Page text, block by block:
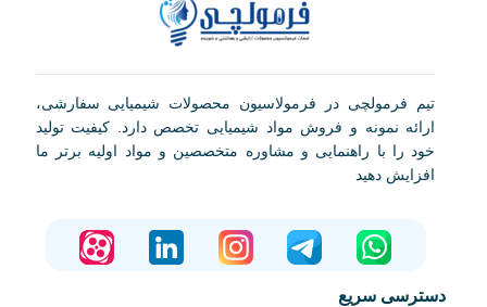
تیم فرمولچی در فرمولاسیون محصولات شیمیایی سفارشی،
ارائه نمونه و فروش مواد شیمیایی تخصص دارد. کیفیت تولید
خود را با راهنمایی و مشاوره متخصصین و مواد اولیه برتر ما
افزایش دهید
دسترسی سریع